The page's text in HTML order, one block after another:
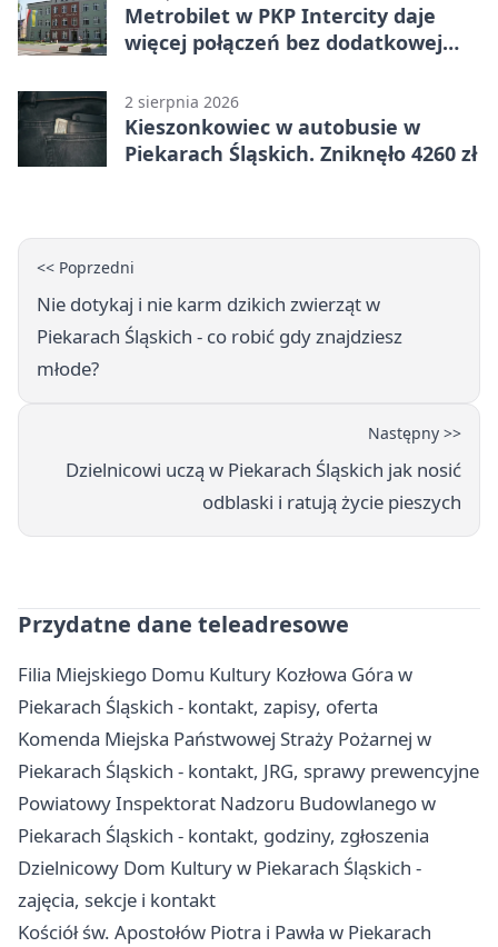
Metrobilet w PKP Intercity daje
więcej połączeń bez dodatkowej
2 sierpnia 2026
Kieszonkowiec w autobusie w
Piekarach Śląskich. Zniknęło 4260 zł
<< Poprzedni
Nie dotykaj i nie karm dzikich zwierząt w
Piekarach Śląskich - co robić gdy znajdziesz
młode?
Następny >>
Dzielnicowi uczą w Piekarach Śląskich jak nosić
odblaski i ratują życie pieszych
Przydatne dane teleadresowe
Filia Miejskiego Domu Kultury Kozłowa Góra w
Piekarach Śląskich - kontakt, zapisy, oferta
Komenda Miejska Państwowej Straży Pożarnej w
Piekarach Śląskich - kontakt, JRG, sprawy prewencyjne
Powiatowy Inspektorat Nadzoru Budowlanego w
Piekarach Śląskich - kontakt, godziny, zgłoszenia
Dzielnicowy Dom Kultury w Piekarach Śląskich -
zajęcia, sekcje i kontakt
Kościół św. Apostołów Piotra i Pawła w Piekarach